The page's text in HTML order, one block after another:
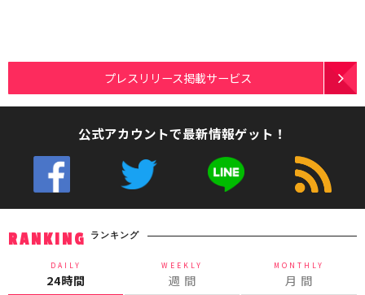
プレスリリース掲載サービス
公式アカウントで最新情報ゲット！
RANKING ランキング
DAILY
24時間
WEEKLY
週 間
MONTHLY
月 間